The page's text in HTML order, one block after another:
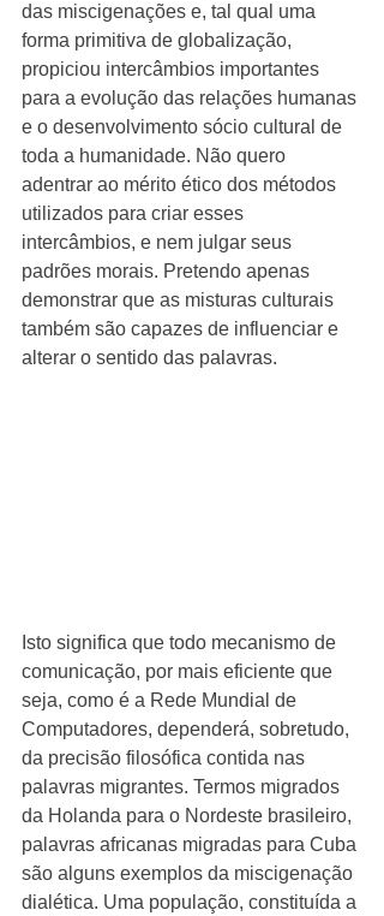
das miscigenações e, tal qual uma
forma primitiva de globalização,
propiciou intercâmbios importantes
para a evolução das relações humanas
e o desenvolvimento sócio cultural de
toda a humanidade. Não quero
adentrar ao mérito ético dos métodos
utilizados para criar esses
intercâmbios, e nem julgar seus
padrões morais. Pretendo apenas
demonstrar que as misturas culturais
também são capazes de influenciar e
alterar o sentido das palavras.
Isto significa que todo mecanismo de
comunicação, por mais eficiente que
seja, como é a Rede Mundial de
Computadores, dependerá, sobretudo,
da precisão filosófica contida nas
palavras migrantes. Termos migrados
da Holanda para o Nordeste brasileiro,
palavras africanas migradas para Cuba
são alguns exemplos da miscigenação
dialética. Uma população, constituída a